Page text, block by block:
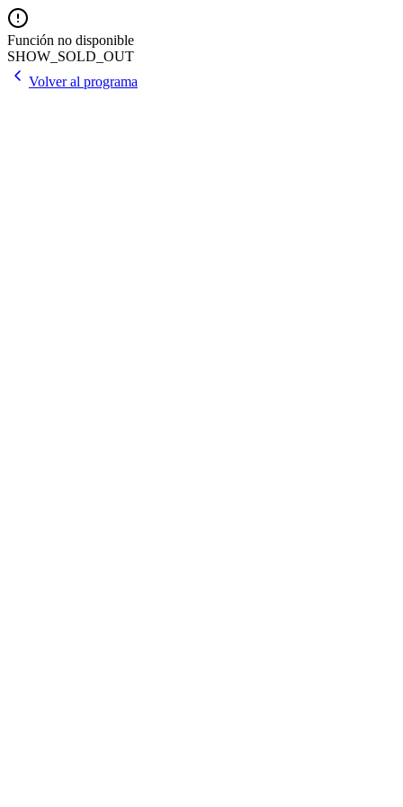
Función no disponible
SHOW_SOLD_OUT
Volver al programa